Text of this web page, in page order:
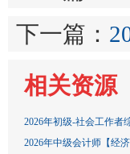
下一篇：
相关资源
2026年初级-社会工作者
2026年中级会计师【经